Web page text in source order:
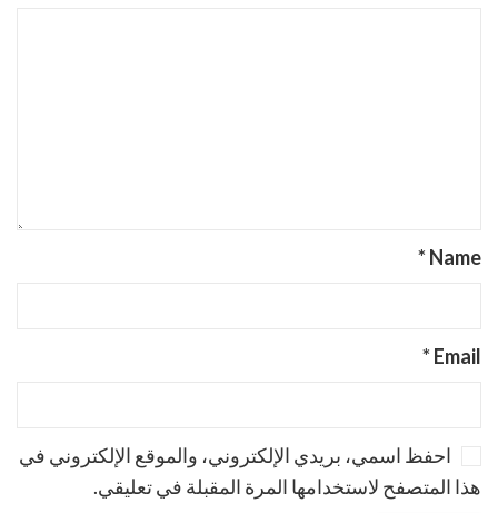
Name
*
Email
*
احفظ اسمي، بريدي الإلكتروني، والموقع الإلكتروني في
هذا المتصفح لاستخدامها المرة المقبلة في تعليقي.